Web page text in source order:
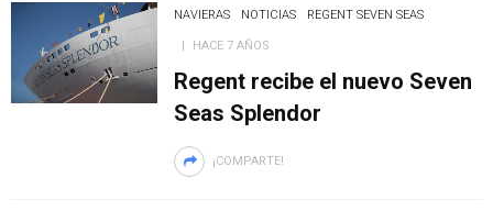
NAVIERAS NOTICIAS REGENT SEVEN SEAS
HACE 7 AÑOS
Regent recibe el nuevo Seven
Seas Splendor
¡COMPARTE!